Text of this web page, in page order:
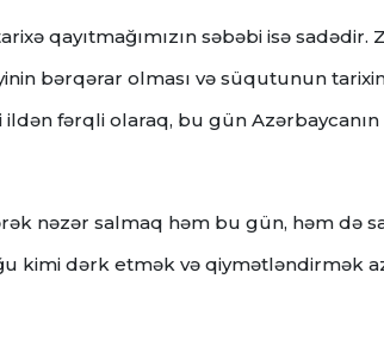
qayıtmağımızın səbəbi isə sadədir.
bərqərar olması və süqutunun
fərqli olaraq, bu gün
nəzər salmaq həm bu gün, həm də
kimi dərk etmək və qiymətləndirmək